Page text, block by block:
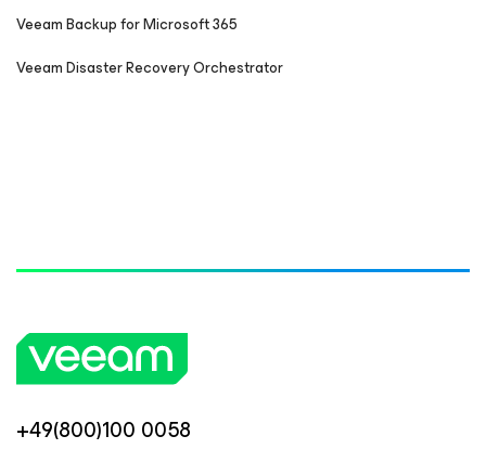
Veeam Backupfor Microsoft 365
Veeam Disaster Recovery Orchestrator
+49(800)100 0058